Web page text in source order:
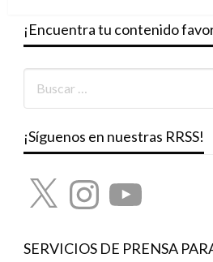
¡Encuentra tu contenido
¡Síguenos en nuestras RRSS!
X InstagramYouTube
SERVICIOS DE PRENSA